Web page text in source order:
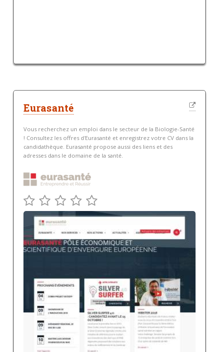
Eurasanté
Vous recherchez un emploi dans le secteur de la Biologie-Santé
! Consultez les offres d'Eurasanté et enregistrez votre CV dans la
candidathèque. Eurasanté propose aussi des liens et des
adresses dans le domaine de la santé.